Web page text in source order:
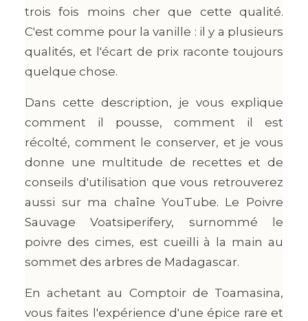
trois fois moins cher que cette qualité.
C'est comme pour la vanille : il y a plusieurs
qualités, et l'écart de prix raconte toujours
quelque chose.
Dans cette description, je vous explique
comment il pousse, comment il est
récolté, comment le conserver, et je vous
donne une multitude de recettes et de
conseils d'utilisation que vous retrouverez
aussi sur ma chaîne YouTube. Le Poivre
Sauvage Voatsiperifery, surnommé le
poivre des cimes, est cueilli à la main au
sommet des arbres de Madagascar.
En achetant au Comptoir de Toamasina,
vous faites l'expérience d'une épice rare et